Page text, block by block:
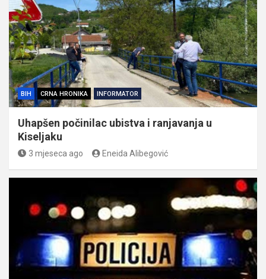
BIH CRNA HRONIKA INFORMATOR
Uhapšen počinilac ubistva i ranjavanja u
Kiseljaku
3 mjeseca ago Eneida Alibegović